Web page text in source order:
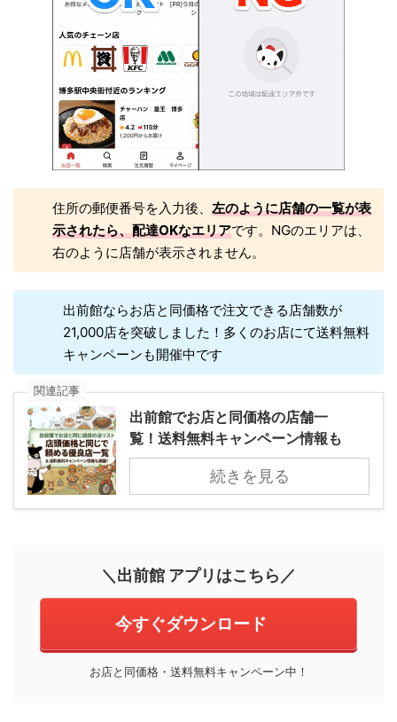
住所の郵便番号を入力後、左のように店舗の一覧が表
示されたら、配達OKなエリアです。NGのエリアは、
右のように店舗が表示されません。
出前館ならお店と同価格で注文できる店舗数が
21,000店を突破しました！多くのお店にて送料無料
キャンペーンも開催中です
関連記事
出前館でお店と同価格の店舗一
覧！送料無料キャンペーン情報も
続きを見る
＼出前館 アプリはこちら／
今すぐダウンロード
お店と同価格・送料無料キャンペーン中！